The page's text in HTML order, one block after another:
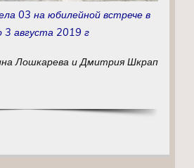
03 на юбилейной встрече в
3 августа 2019 г
Лошкарева и Дмитрия Шкрап